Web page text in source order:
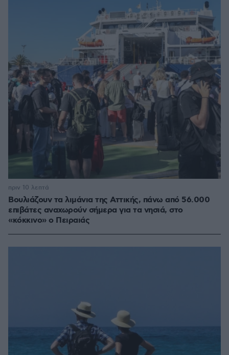
Βουλιάζουν τα λιμάνια της Αττικής, πάνω από 56.000
επιβάτες αναχωρούν σήμερα για τα νησιά, στο
«κόκκινο» ο Πειραιάς
πριν 10 λεπτά